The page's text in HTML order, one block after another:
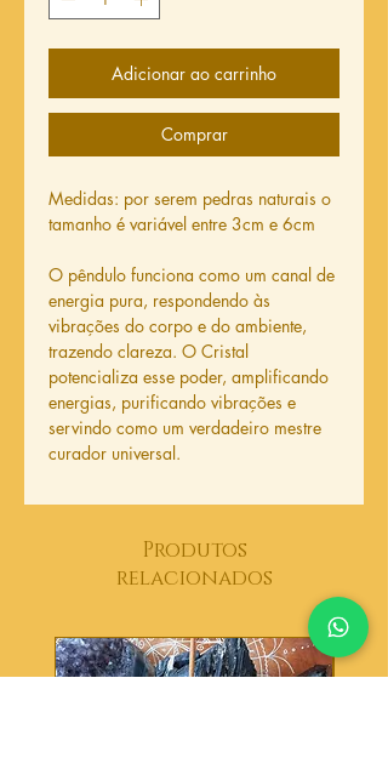
Adicionar ao carrinho
Comprar
Medidas: por serem pedras naturais o
tamanho é variável entre 3cm e 6cm
O pêndulo funciona como um canal de
energia pura, respondendo às
vibrações do corpo e do ambiente,
trazendo clareza. O Cristal
potencializa esse poder, amplificando
energias, purificando vibrações e
servindo como um verdadeiro mestre
curador universal.
Produtos
relacionados